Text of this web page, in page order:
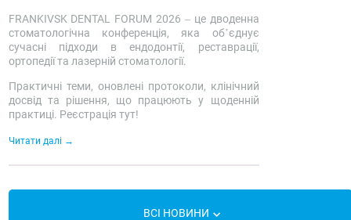
FRANKIVSK DENTAL FORUM 2026 – це дводенна
стоматологічна конференція, яка об’єднує
сучасні підходи в ендодонтії, реставрації,
ортопедії та лазерній стоматології.
Практичні теми, оновлені протоколи, клінічний
досвід та рішення, що працюють у щоденній
практиці. Реєстрація тут!
Читати далі
ВСІ НОВИНИ